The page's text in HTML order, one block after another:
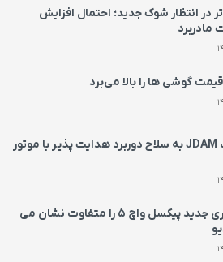
در انتظار شوک جدید؛ احتمال افزایش
قیمت‌ گوشی ها را بالا می‌برد
تبدیل بمب JDAM به سلاح دوربرد هدایت پذیر با موتور
گوگل با تیزری جدید پیکسل واچ ۵ را متفاوت نشان می‌